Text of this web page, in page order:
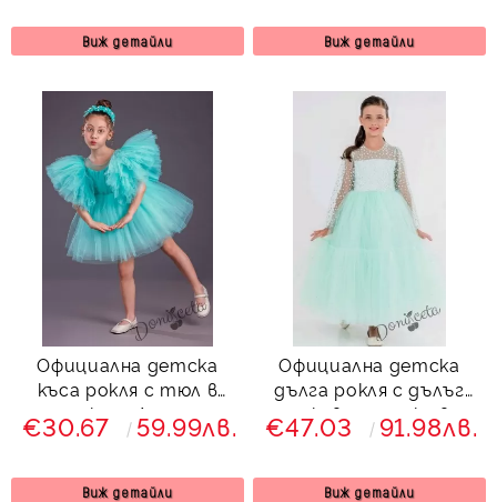
Виж детайли Виж детайли
Официална детска
къса рокля с тюл в
тюркоаз Луиза с
диадема
€30.67 59.99лв.
Виж детайли
Официална детска
дълга рокля с дълъг
ръкав на точки в
мента/тюркоаз
€47.03 91.98лв.
Виж детайли